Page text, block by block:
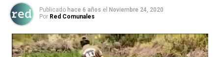
Publicado hace 6 años el Noviembre 24, 2020
Por Red Comunales